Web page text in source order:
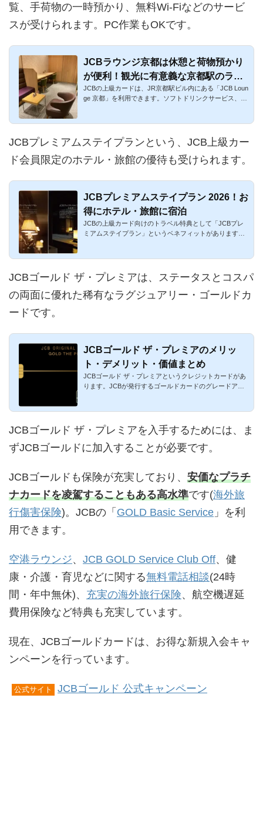
覧、手荷物の一時預かり、無料Wi-Fiなどのサービ
スが受けられます。PC作業もOKです。
JCBラウンジ京都は休憩と荷物預かり
が便利！観光に有意義な京都駅のラウ
ンジ
JCBの上級カードは、JR京都駅ビル内にある「JCB Loun
ge 京都」を利用できます。ソフトドリンクサービス、手
JCBプレミアムステイプランという、JCB上級カー
ド会員限定のホテル・旅館の優待も受けられます。
JCBプレミアムステイプラン 2026！お
得にホテル・旅館に宿泊
JCBの上級カード向けのトラベル特典として「JCBプレ
ミアムステイプラン」というベネフィットがあります。
JCBゴールド ザ・プレミアは、ステータスとコスパ
の両面に優れた稀有なラグジュアリー・ゴールドカ
ードです。
JCBゴールド ザ・プレミアのメリッ
ト・デメリット・価値まとめ
JCBゴールド ザ・プレミアというクレジットカードがあ
ります。JCBが発行するゴールドカードのグレードアッ
JCBゴールド ザ・プレミアを入手するためには、ま
ずJCBゴールドに加入することが必要です。
JCBゴールドも保険が充実しており、 安価なプラチ
ナカードを凌駕することもある高水準です(海外旅
行傷害保険)。JCBの「 GOLD Basic Service 」を利
用できます。
空港ラウンジ、 JCB GOLD Service Club Off、健
康・介護・育児などに関する無料電話相談(24時
間・年中無休)、 充実の海外旅行保険、航空機遅延
費用保険など特典も充実しています。
現在、JCBゴールドカードは、お得な新規入会キャ
ンペーンを行っています。
公式サイト JCBゴールド 公式キャンペーン